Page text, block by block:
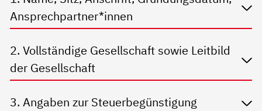
Ansprechpartner*innen
2. Vollständige Gesellschaft sowie Leitbild
der Gesellschaft
3. Angaben zur Steuerbegünstigung